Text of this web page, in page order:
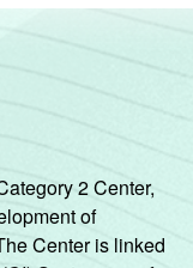
2 Center,
of
Center is linked